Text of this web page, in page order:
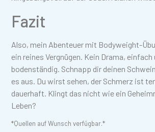
Fazit
Also, mein Abenteuer mit Bodyweight-
ein reines Vergnügen. Kein Drama,
bodenständig. Schnapp dir deinen
es aus. Du wirst sehen, der Schmerz ist
dauerhaft. Klingt das nicht wie ein
Leben?
*Quellen auf Wunsch verfügbar.*